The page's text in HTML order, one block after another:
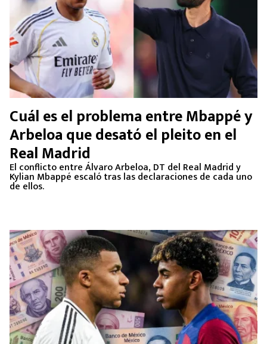
Cuál es el problema entre Mbappé y
Arbeloa que desató el pleito en el
Real Madrid
El conflicto entre Álvaro Arbeloa, DT del Real Madrid y
Kylian Mbappé escaló tras las declaraciones de cada uno
de ellos.